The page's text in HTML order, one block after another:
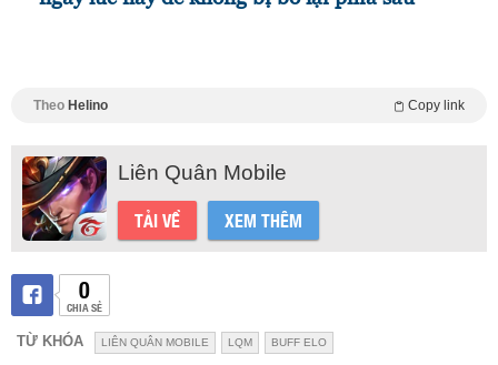
Theo Helino Copy link
Liên Quân Mobile
TẢI VỀ XEM THÊM
0
CHIA SẺ
TỪ KHÓA LIÊN QUÂN MOBILE LQM BUFF ELO